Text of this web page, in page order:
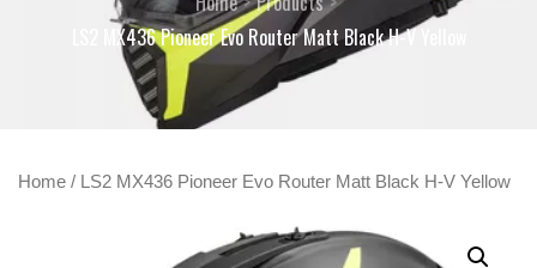
LS2 MX436 Pioneer Evo Router Matt Black H-V Yellow
Home / LS2 MX436 Pioneer Evo Router Matt Black H-V Yellow